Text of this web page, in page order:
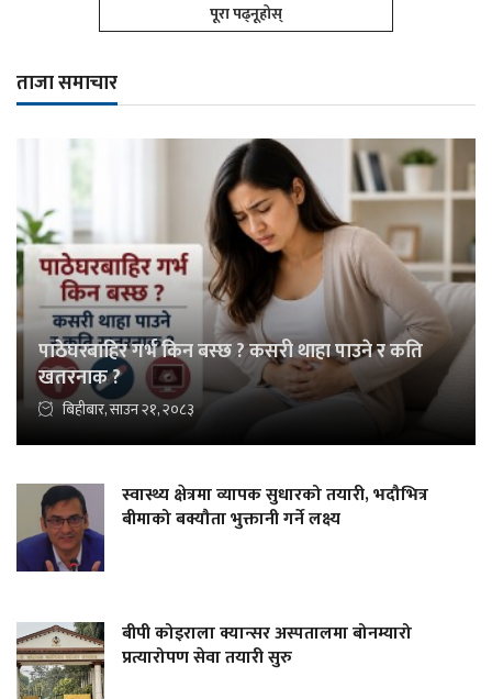
पूरा पढ्नूहोस्
ताजा समाचार
पाठेघरबाहिर गर्भ किन बस्छ ? कसरी थाहा पाउने र कति
खतरनाक ?
बिहीबार, साउन २१, २०८३
स्वास्थ्य क्षेत्रमा व्यापक सुधारको तयारी, भदौभित्र
बीमाको बक्यौता भुक्तानी गर्ने लक्ष्य
बीपी कोइराला क्यान्सर अस्पतालमा बोनम्यारो
प्रत्यारोपण सेवा तयारी सुरु